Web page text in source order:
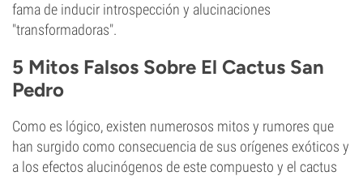
fama de inducir introspección y alucinaciones
"transformadoras".
5 Mitos Falsos Sobre El Cactus San
Pedro
Como es lógico, existen numerosos mitos y rumores que
han surgido como consecuencia de sus orígenes exóticos y
a los efectos alucinógenos de este compuesto y el cactus